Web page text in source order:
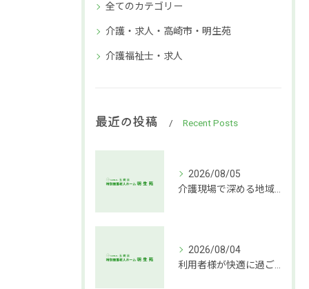
全てのカテゴリー
介護・求人・高崎市・明生苑
介護福祉士・求人
最近の投稿 Recent Posts
2026/08/05
2026/08/04